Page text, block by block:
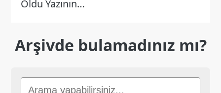
Oldu Yazının…
Arşivde bulamadınız mı?
Sitede